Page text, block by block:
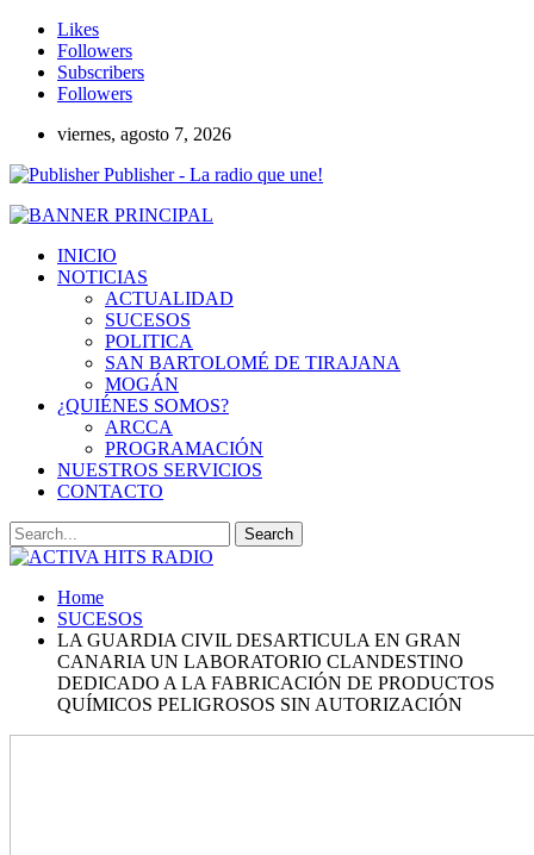
Likes
Followers
Subscribers
Followers
viernes, agosto 7, 2026
Publisher - La radio que une!
INICIO
NOTICIAS
ACTUALIDAD
SUCESOS
POLITICA
SAN BARTOLOMÉ DE TIRAJANA
MOGÁN
¿QUIÉNES SOMOS?
ARCCA
PROGRAMACIÓN
NUESTROS SERVICIOS
CONTACTO
Home
SUCESOS
LA GUARDIA CIVIL DESARTICULA EN GRAN
CANARIA UN LABORATORIO CLANDESTINO
DEDICADO A LA FABRICACIÓN DE PRODUCTOS
QUÍMICOS PELIGROSOS SIN AUTORIZACIÓN